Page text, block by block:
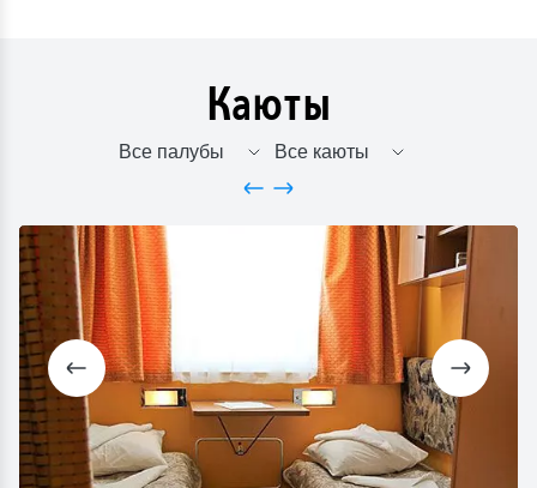
Каюты